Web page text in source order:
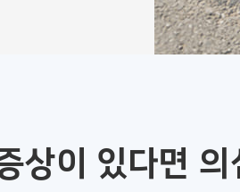
상이 있다면